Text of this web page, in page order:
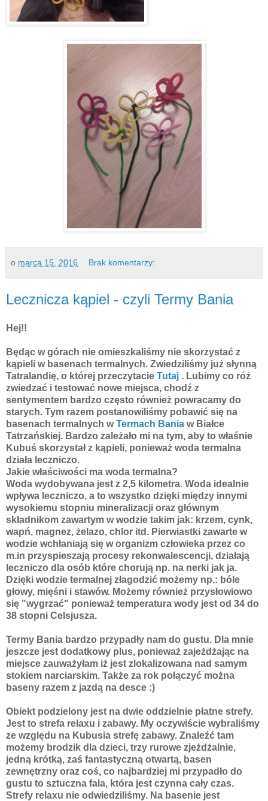
o marca 15, 2016 Brak komentarzy:
Lecznicza kąpiel - czyli Termy Bania
Hej!!
Będąc w górach nie omieszkaliśmy nie skorzystać z
kąpieli w basenach termalnych. Zwiedziliśmy już słynną
Tatralandię, o której przeczytacie Tutaj . Lubimy co róż
zwiedzać i testować nowe miejsca, chodź z
sentymentem bardzo często również powracamy do
starych. Tym razem postanowiliśmy pobawić się na
basenach termalnych wTermach Bania w Białce
Tatrzańskiej. Bardzo zależało mi na tym, aby to właśnie
Kubuś skorzystał z kąpieli, ponieważ woda termalna
działa leczniczo.
Jakie właściwości ma woda termalna?
Woda wydobywana jest z 2,5 kilometra. Woda idealnie
wpływa leczniczo, a to wszystko dzięki między innymi
wysokiemu stopniu mineralizacji oraz głównym
składnikom zawartym w wodzie takim jak: krzem, cynk,
wapń, magnez, żelazo, chlor itd. Pierwiastki zawarte w
wodzie wchłaniają się w organizm człowieka przez co
m.in przyspieszają procesy rekonwalescencji, działają
leczniczo dla osób które chorują np. na nerki jak ja.
Dzięki wodzie termalnej złagodzić możemy np.: bóle
głowy, mięśni i stawów. Możemy również przysłowiowo
się "wygrzać" ponieważ temperatura wody jest od 34 do
38 stopni Celsjusza.
Termy Bania bardzo przypadły nam do gustu. Dla mnie
jeszcze jest dodatkowy plus, ponieważ zajeżdżając na
miejsce zauważyłam iż jest zlokalizowana nad samym
stokiem narciarskim. Także za rok połączyć można
baseny razem z jazdą na desce :)
Obiekt podzielony jest na dwie oddzielnie płatne strefy.
Jest to strefa relaxu i zabawy. My oczywiście wybraliśmy
ze względu na Kubusia strefę zabawy. Znaleźć tam
możemy brodzik dla dzieci, trzy rurowe zjeżdżalnie,
jedną krótką, zaś fantastyczną otwartą, basen
zewnętrzny oraz coś, co najbardziej mi przypadło do
gustu to sztuczna fala, która jest czynna cały czas.
Strefy relaxu nie odwiedziliśmy. Na basenie jest